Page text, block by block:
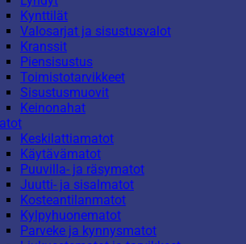
Kynttilät
Valosarjat ja sisustusvalot
Kranssit
Piensisustus
Toimistotarvikkeet
Sisustusmuovit
Keinonahat
Keskilattiamatot
Käytävämatot
Puuvilla- ja räsymatot
Juutti- ja sisalmatot
Kosteantilanmatot
Kylpyhuonematot
Parveke ja kynnysmatot